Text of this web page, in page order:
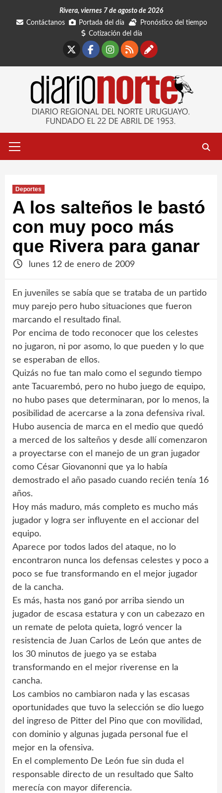
Rivera, viernes 7 de agosto de 2026
Contáctanos
Portada del día
Pronóstico del tiempo
Cotización del día
Facebook
Instagram
RSSContáctanos
primario
Deportes
A los salteños le bastó
con muy poco más
que Rivera para ganar
lunes 12 de enero de 2009
En juveniles se sabía que se trataba de un partido
muy parejo pero hubo situaciones que fueron
marcando el resultado final.
Por encima de todo reconocer que los celestes
no jugaron, ni por asomo, lo que pueden y lo que
se esperaban de ellos.
Quizás no fue tan malo como el segundo tiempo
ante Tacuarembó, pero no hubo juego de equipo,
no hubo pases que determinaran, por lo menos, la
posibilidad de acercarse a la zona defensiva rival.
Hubo ausencia de marca en el medio que quedó
a merced de los salteños y desde allí comenzaron
a proyectarse con el manejo de un gran jugador
como César Giovanonni que ya lo había
demostrado el año pasado cuando recién tenía 16
años.
Hoy más maduro, más completo es mucho más
jugador y logra ser influyente en el accionar del
equipo.
Aparece por todos lados del ataque, no lo
encontraron nunca los defensas celestes y poco a
poco se fue transformando en el mejor jugador
de la cancha.
Es más, hasta nos ganó por arriba siendo un
jugador de escasa estatura y con un cabezazo en
un remate de pelota quieta, logró vencer la
resistencia de Juan Carlos de León que antes de
los 30 minutos de juego ya se estaba
transformando en el mejor riverense en la
cancha.
Los cambios no cambiaron nada y las escasas
oportunidades que tuvo la selección se dio luego
del ingreso de Pitter del Pino que con movilidad,
con dominio y algunas jugada personal fue el
mejor en la ofensiva.
En el complemento De León fue sin duda el
responsable directo de un resultado que Salto
merecía con mayor diferencia.